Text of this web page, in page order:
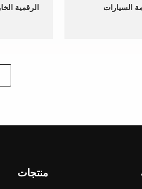
السيارات
منتجات